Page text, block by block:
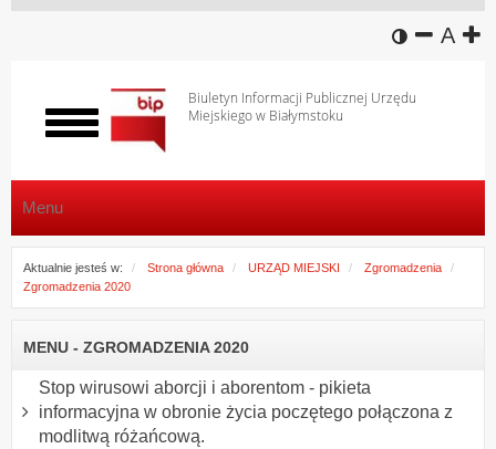
wersja
A
Biuletyn Informacji Publicznej Urzędu
Miejskiego w Białymstoku
Włącz
menu
Menu
Aktualnie jesteś w: Strona główna URZĄD MIEJSKI
Zgromadzenia
Zgromadzenia 2020
MENU - ZGROMADZENIA 2020
Stop wirusowi aborcji i aborentom - pikieta
informacyjna w obronie życia poczętego połączona z
modlitwą różańcową.